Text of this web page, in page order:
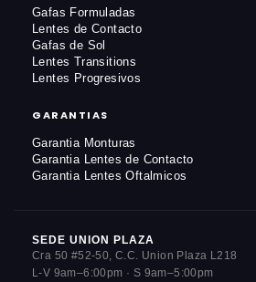
Gafas Formuladas
Lentes de Contacto
Gafas de Sol
Lentes Transitions
Lentes Progresivos
GARANTIAS
Garantia Monturas
Garantia Lentes de Contacto
Garantia Lentes Oftalmicos
SEDE UNION PLAZA
Cra 50 #52-50, C.C. Union Plaza L218
L-V 9am–6:00pm · S 9am–5:00pm